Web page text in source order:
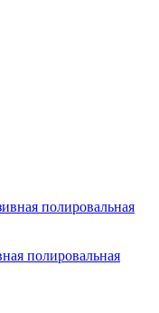
полировальная